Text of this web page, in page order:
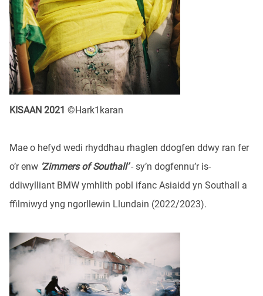
KISAAN 2021 ©Hark1karan
Mae o hefyd wedi rhyddhau rhaglen ddogfen ddwy ran fer
o’r enw ‘Zimmers of Southall’- sy’n dogfennu’r is-
ddiwylliant BMW ymhlith pobl ifanc Asiaidd yn Southall a
ffilmiwyd yng ngorllewin Llundain (2022/2023).